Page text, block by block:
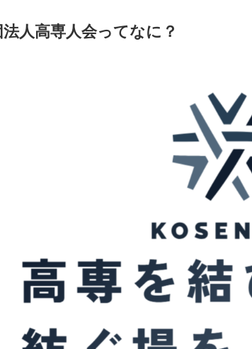
人高専人会ってなに？